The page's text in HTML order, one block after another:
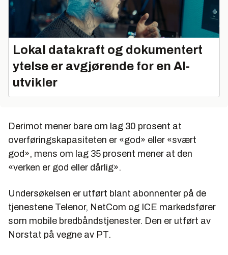
Lokal datakraft og dokumentert
ytelse er avgjørende for en AI-
utvikler
Derimot mener bare om lag 30 prosent at
overføringskapasiteten er «god» eller «svært
god», mens om lag 35 prosent mener at den
«verken er god eller dårlig».
Undersøkelsen er utført blant abonnenter på de
tjenestene Telenor, NetCom og ICE markedsfører
som mobile bredbåndstjenester. Den er utført av
Norstat på vegne av PT.